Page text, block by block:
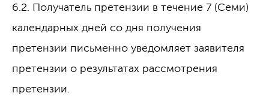
6.2. Получатель претензии в течение 7 (Семи)
календарных дней со дня получения
претензии письменно уведомляет заявителя
претензии о результатах рассмотрения
претензии.